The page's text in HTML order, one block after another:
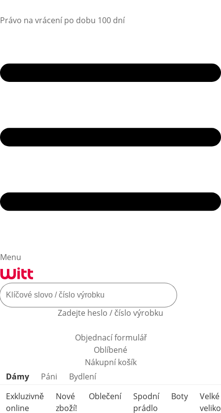
Právo na vrácení po dobu 100 dní
Menu
Zadejte heslo / číslo výrobku
Objednací formulář
Oblíbené
Nákupní košík
Přeskočit kategorie produktů
Dámy Páni
Bydlení
Exkluzivně
online
Nové
zboží!
Oblečení
Spodní
prádlo
Boty
Velké